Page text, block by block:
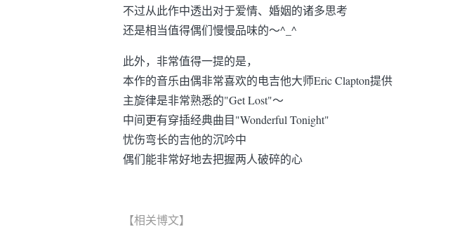
不过从此作中透出对于爱情、婚姻的诸多思考
还是相当值得偶们慢慢品味的～^_^
此外，非常值得一提的是，
本作的音乐由偶非常喜欢的电吉他大师Eric Clapton提供
主旋律是非常熟悉的"Get Lost"～
中间更有穿插经典曲目"Wonderful Tonight"
忧伤弯长的吉他的沉吟中
偶们能非常好地去把握两人破碎的心
【相关博文】